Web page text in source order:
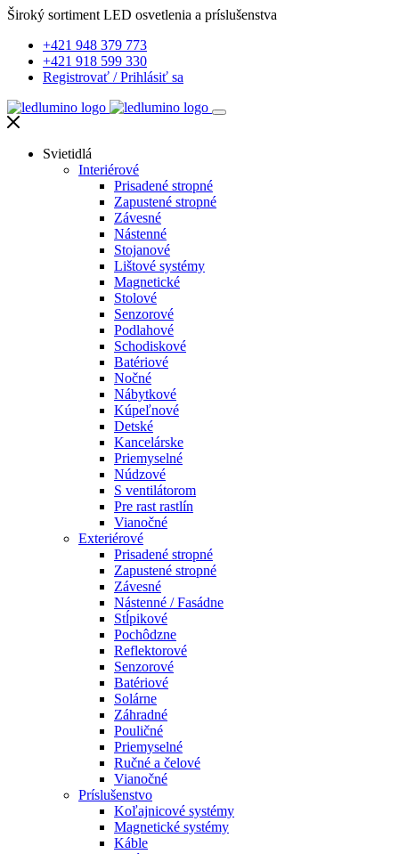
Široký sortiment LED osvetlenia a príslušenstva
+421 948 379 773
+421 918 599 330
Registrovať /Prihlásiť sa
Svietidlá
Interiérové
Prisadené stropné
Zapustené stropné
Závesné
Nástenné
Stojanové
Lištové systémy
Magnetické
Stolové
Senzorové
Podlahové
Schodiskové
Batériové
Nočné
Nábytkové
Kúpeľnové
Detské
Kancelárske
Priemyselné
Núdzové
S ventilátorom
Pre rast rastlín
Vianočné
Exteriérové
Prisadené stropné
Zapustené stropné
Závesné
Nástenné / Fasádne
Stĺpikové
Pochôdzne
Reflektorové
Senzorové
Batériové
Solárne
Záhradné
Pouličné
Priemyselné
Ručné a čelové
Vianočné
Príslušenstvo
Koľajnicové systémy
Magnetické systémy
Káble